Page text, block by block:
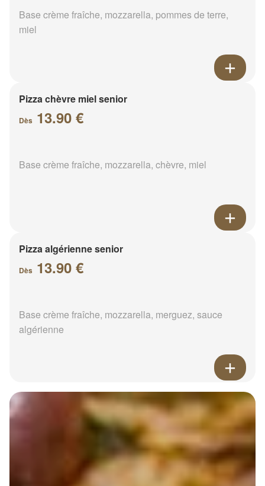
Base crème fraîche, mozzarella, pommes de terre,
miel
Pizza chèvre miel senior
Dès 13.90 €
Base crème fraîche, mozzarella, chèvre, miel
Pizza algérienne senior
Dès 13.90 €
Base crème fraîche, mozzarella, merguez, sauce
algérienne